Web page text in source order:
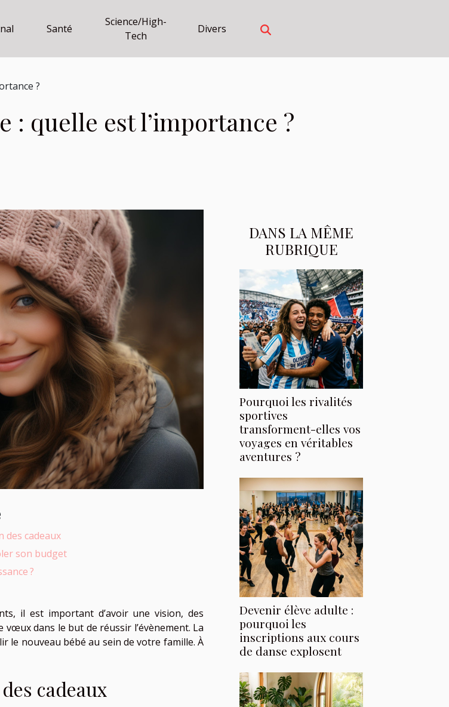
Santé
Science/High-
Tech
Divers
?
: quelle est l’importance ?
cadeaux
son budget
?
il est important d’avoir une vision, des
dans le but de réussir l’évènement. La
le nouveau bébé au sein de votre famille. À
cadeaux
DANS LA MÊME
RUBRIQUE
Pourquoi les rivalités
sportives
transforment-elles vos
voyages en véritables
aventures ?
Devenir élève adulte :
pourquoi les
inscriptions aux cours
de danse explosent